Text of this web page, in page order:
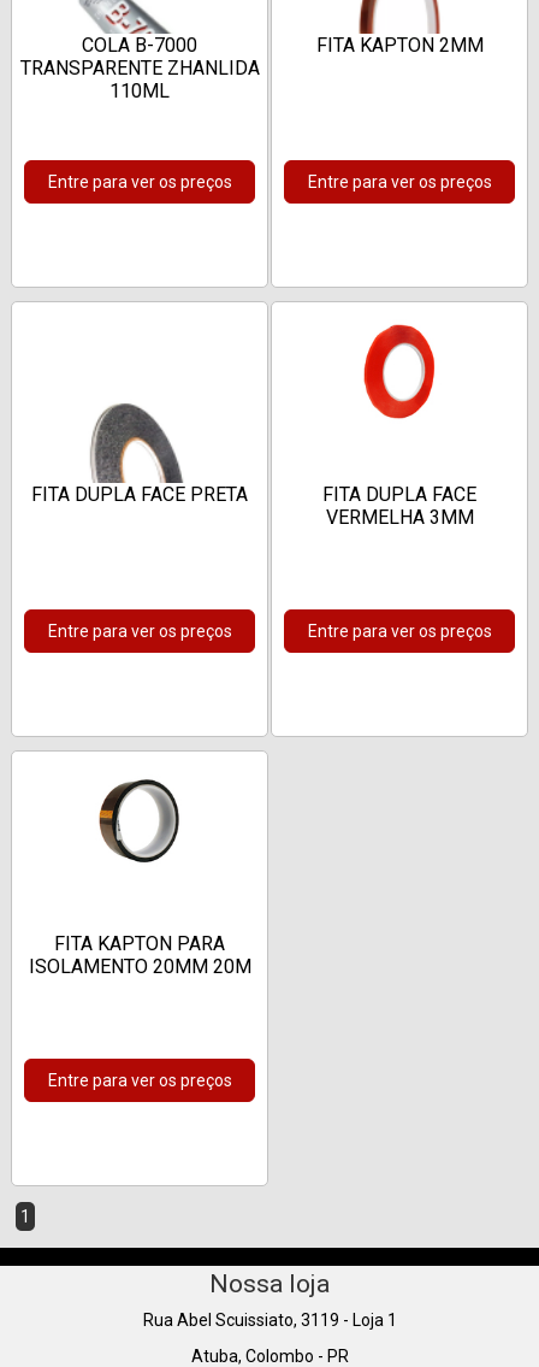
COLA B-7000
TRANSPARENTE ZHANLIDA
110ML
Entre para ver os preços
FITA KAPTON 2MM
Entre para ver os preços
FITA DUPLA FACE PRETA
Entre para ver os preços
FITA DUPLA FACE
VERMELHA 3MM
Entre para ver os preços
FITA KAPTON PARA
ISOLAMENTO 20MM 20M
Entre para ver os preços
1
Nossa loja
Rua Abel Scuissiato, 3119 - Loja 1
Atuba, Colombo - PR